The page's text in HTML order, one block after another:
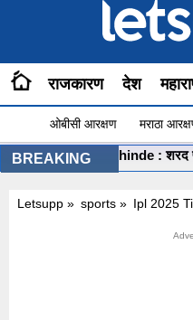
राजकारण देश
ओबीसी आरक्षण मराठा
BREAKING
Shashikant Shinde : शरद
Letsupp » sports » Ipl 2025